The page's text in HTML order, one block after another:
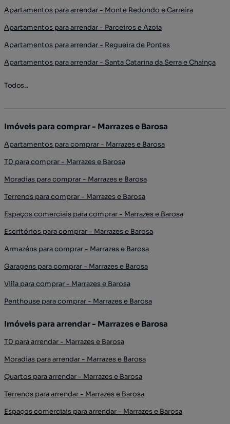
Apartamentos para arrendar - Monte Redondo e Carreira
Apartamentos para arrendar - Parceiros e Azoia
Apartamentos para arrendar - Regueira de Pontes
Apartamentos para arrendar - Santa Catarina da Serra e Chainça
Todos...
Imóveis para comprar - Marrazes e Barosa
Apartamentos para comprar - Marrazes e Barosa
T0 para comprar - Marrazes e Barosa
Moradias para comprar - Marrazes e Barosa
Terrenos para comprar - Marrazes e Barosa
Espaços comerciais para comprar - Marrazes e Barosa
Escritórios para comprar - Marrazes e Barosa
Armazéns para comprar - Marrazes e Barosa
Garagens para comprar - Marrazes e Barosa
Villa para comprar - Marrazes e Barosa
Penthouse para comprar - Marrazes e Barosa
Imóveis para arrendar - Marrazes e Barosa
T0 para arrendar - Marrazes e Barosa
Moradias para arrendar - Marrazes e Barosa
Quartos para arrendar - Marrazes e Barosa
Terrenos para arrendar - Marrazes e Barosa
Espaços comerciais para arrendar - Marrazes e Barosa